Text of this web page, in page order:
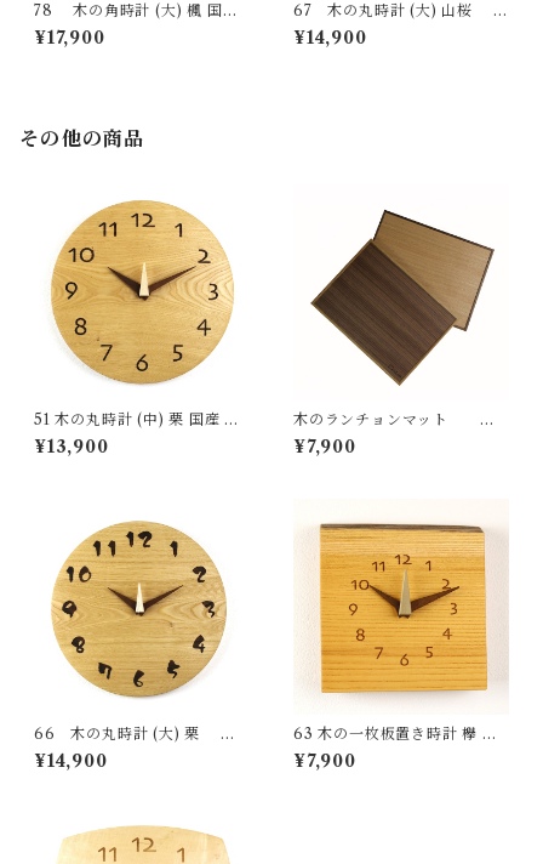
78 木の角時計 (大) 楓 国産
一点物 SWING オリジナル 無
垢 新築祝い 結婚祝い ナチュラ
¥17,900
67 木の丸時計 (大) 山桜 国
産 一点物 SWING オリジナル
無垢 新築祝い 結婚祝い ナチュ
¥14,900
その他の商品
51 木の丸時計 (中) 栗 国産 一
点物 SWING オリジナル 無垢
新築祝い 結婚祝い ナチュラル
¥13,900
木のランチョンマット
テーブルウェア 国産 一点物 オ
リジナル 無垢 ナチュラル ma
¥7,900
66 木の丸時計 (大) 栗 国
産 一点物 SWING オリジナル
無垢 新築祝い 結婚祝い ナチュ
¥14,900
63 木の一枚板置き時計 欅 国
産 一点物 SWING オリジナル
無垢 新築祝い 結婚祝い ナチュ
¥7,900